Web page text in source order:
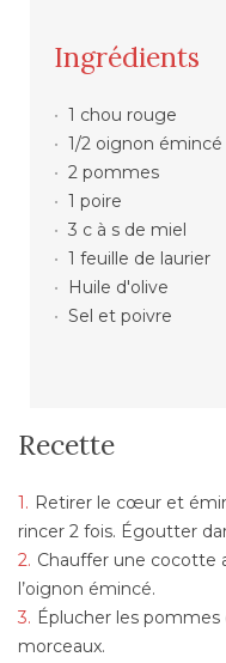
Ingrédients
1 chou rouge
1/2 oignon émincé
2 pommes
1 poire
3 c à s de miel
1 feuille de laurier
Huile d'olive
Sel et poivre
Recette
Retirer le cœur et
rincer 2 fois. Égoutter
Chauffer une cocotte
l’oignon émincé.
Éplucher les
morceaux.